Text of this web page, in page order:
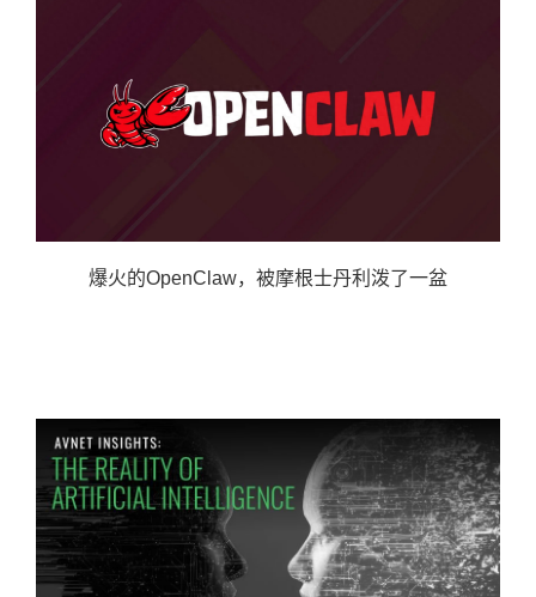
爆火的OpenClaw，被摩根士丹利泼了一盆